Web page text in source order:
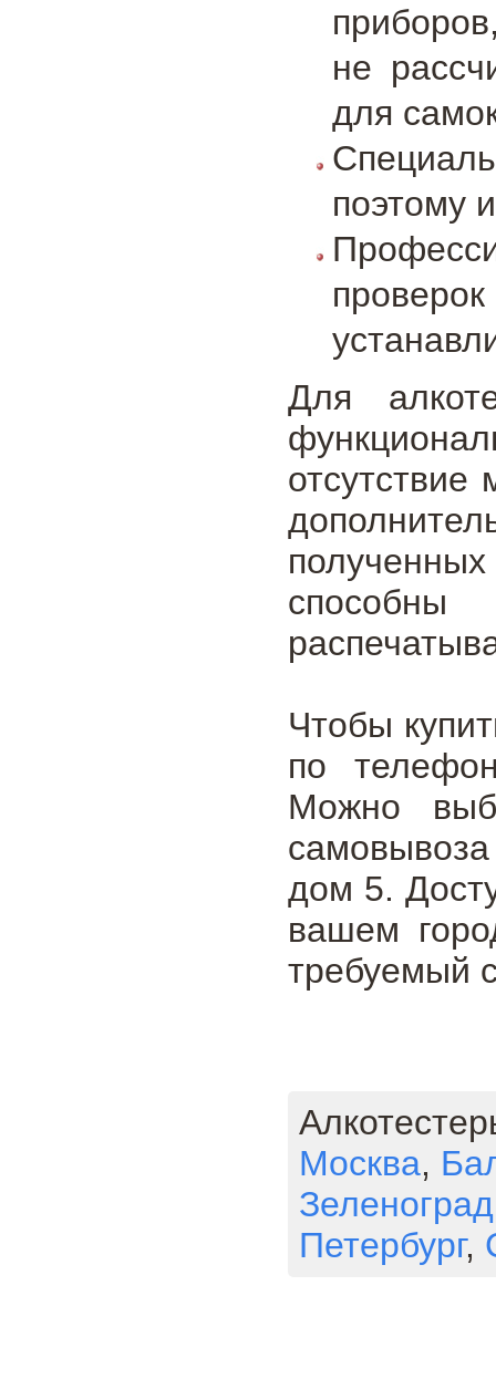
не
для
поэтому
Для
Чтобы
по
Можно
дом 5.
вашем
требуемый
Москва,
Зеленоград
Петербург,